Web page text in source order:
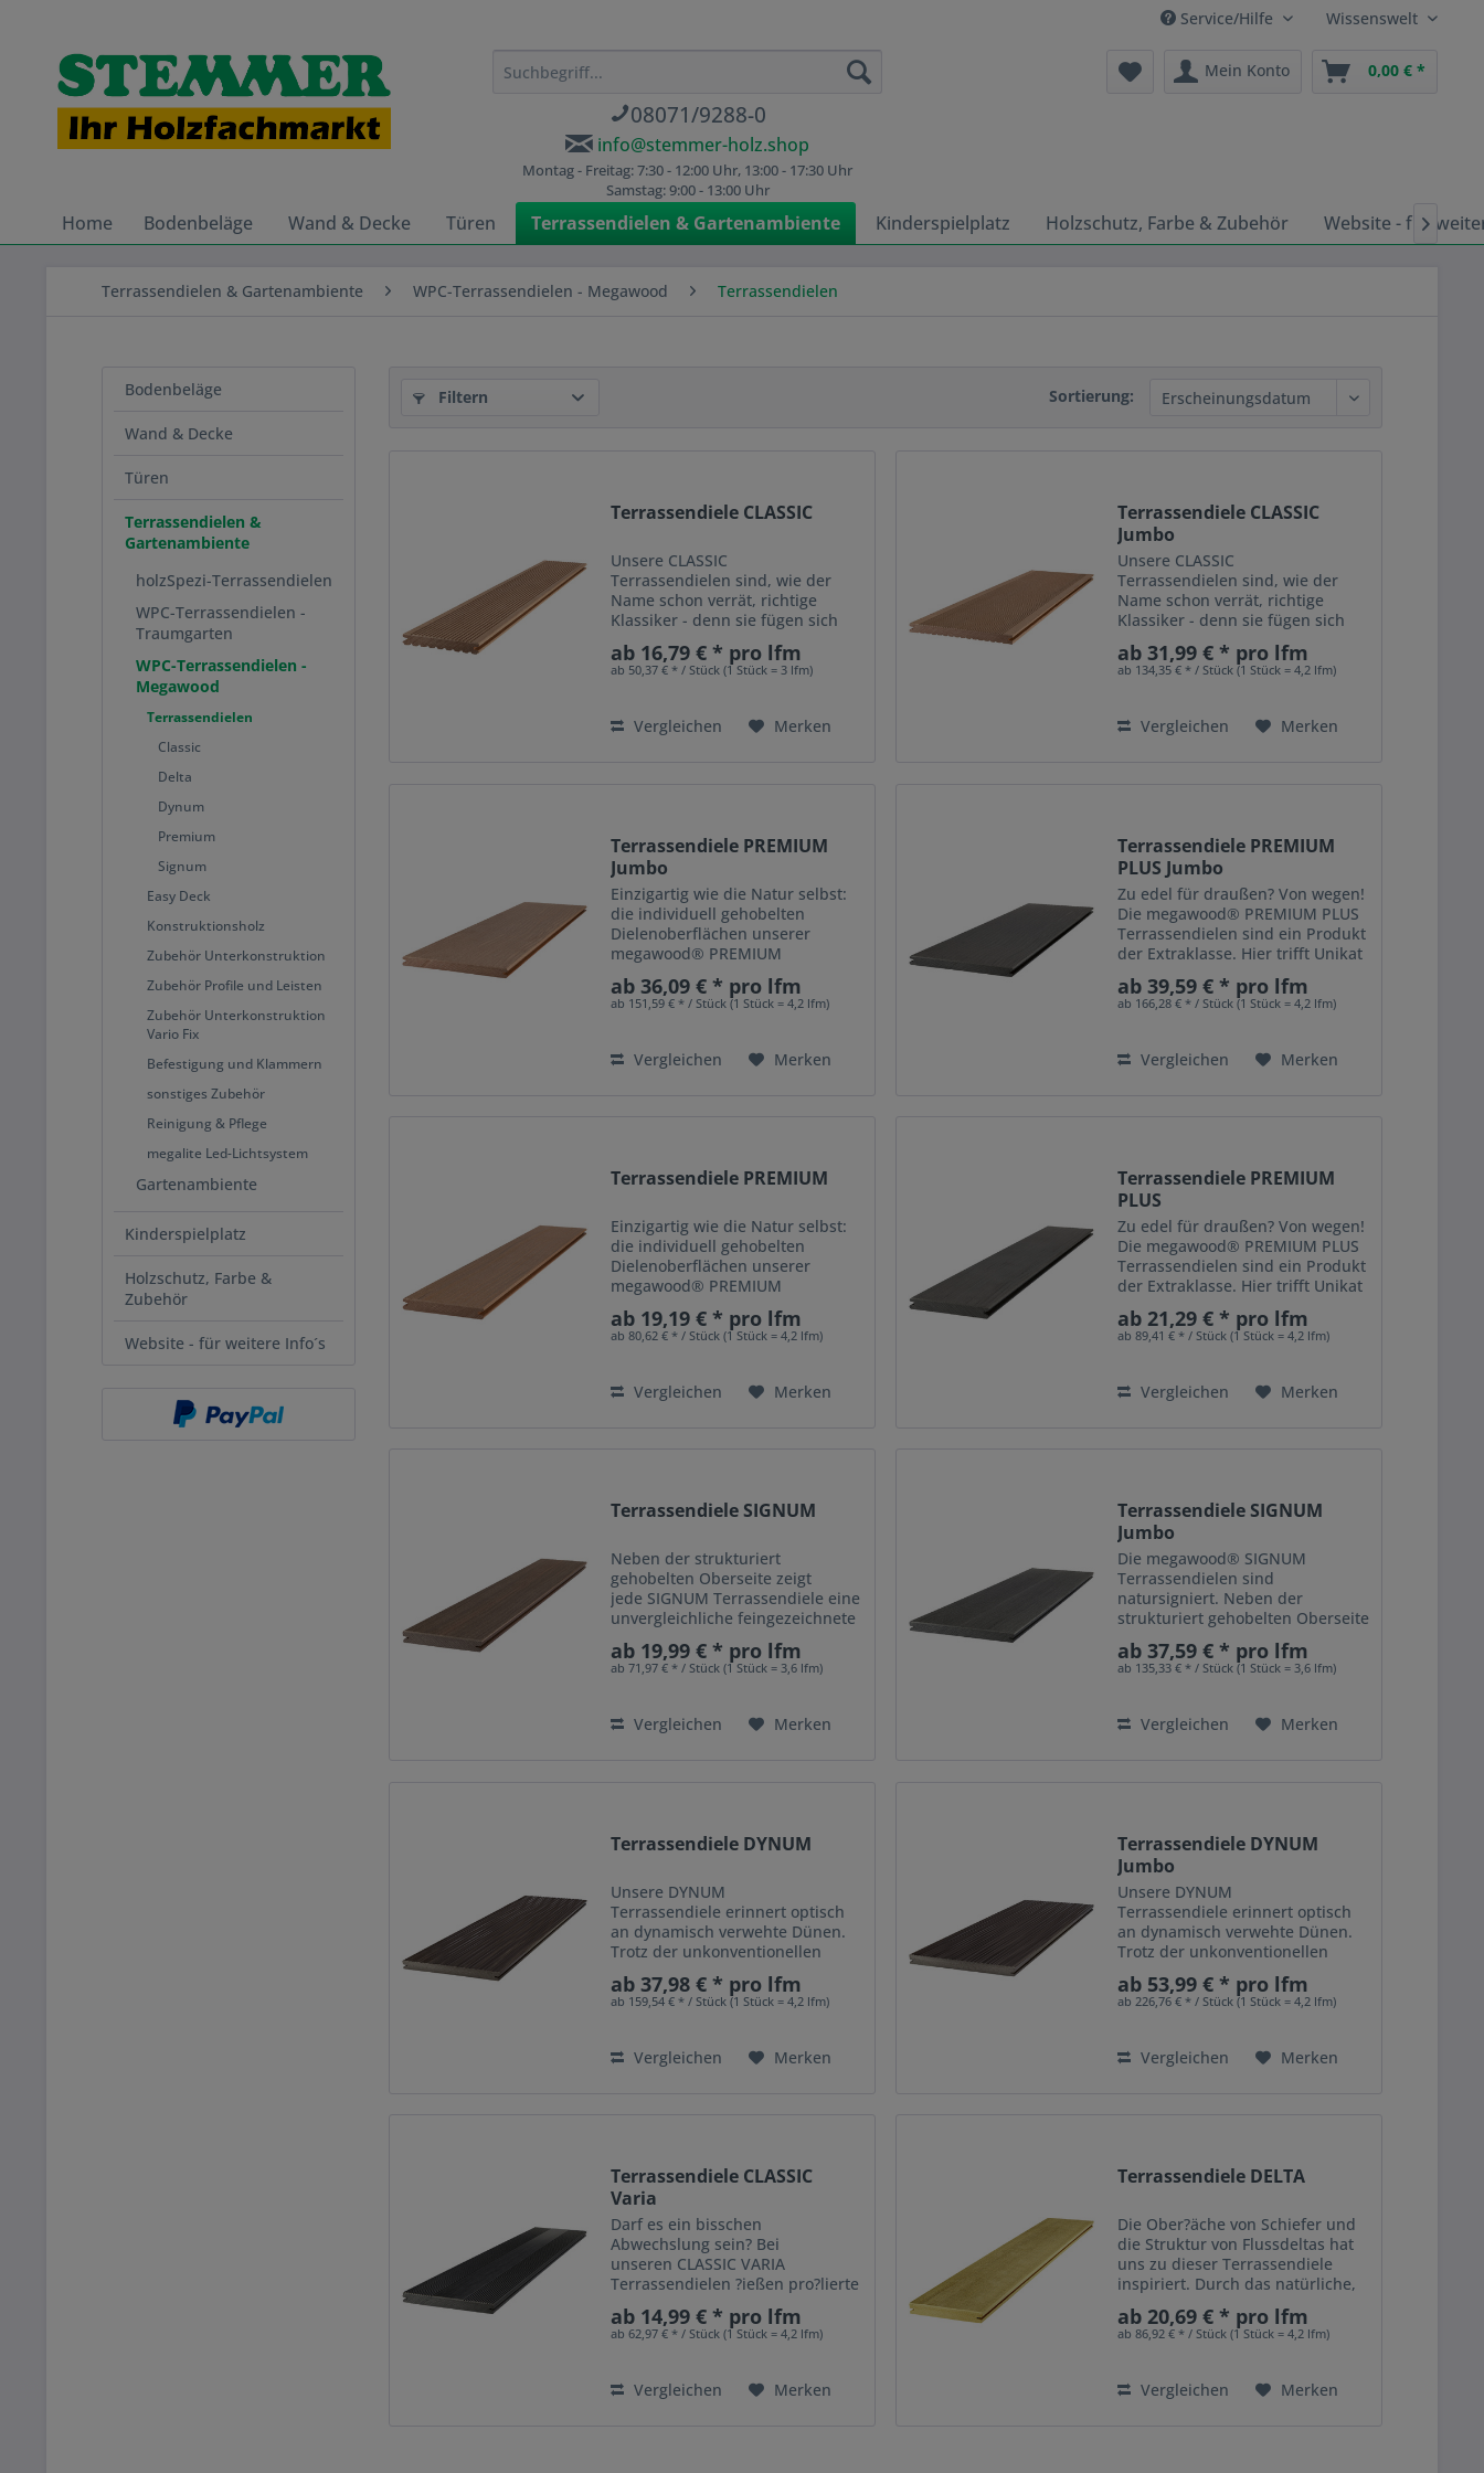
Service/Hilfe Wissenswelt
08071/9288-0
info@stemmer-holz.shop
Montag - Freitag: 7:30 - 12:00 Uhr, 13:00 - 17:30 Uhr
Samstag: 9:00 - 13:00 Uhr
Mein Konto 0,00 € *
Home Bodenbeläge Wand & Decke Türen Terrassendielen & Gartenambiente Kinderspielplatz Holzschutz, Farbe & Zubehör Website - für

Terrassendielen & Gartenambiente WPC-Terrassendielen - Megawood Terrassendielen
Bodenbeläge
Wand & Decke
Türen
Terrassendielen &
Gartenambiente
holzSpezi-Terrassendielen
WPC-Terrassendielen -
Traumgarten
WPC-Terrassendielen -
Megawood
Terrassendielen
Classic
Delta
Dynum
Premium
Signum
Easy Deck
Konstruktionsholz
Zubehör Unterkonstruktion
Zubehör Profile und Leisten
Zubehör Unterkonstruktion
Vario Fix
Befestigung und Klammern
sonstiges Zubehör
Reinigung & Pflege
megalite Led-Lichtsystem
Gartenambiente
Kinderspielplatz
Holzschutz, Farbe &
Zubehör
Website - für weitere Info´s
Filtern Sortierung:
Terrassendiele CLASSIC
Unsere CLASSIC
Terrassendielen sind, wie der
Name schon verrät, richtige
Klassiker - denn sie fügen sich
perfekt in die Landschaft ein. Das
Kombidielenpro?l erlaubt eine
beidseitige Verlegung: entweder
genuteter...
ab 16,79 € * pro lfm
ab 50,37 € * / Stück (1 Stück = 3 lfm)
Vergleichen Merken
Terrassendiele CLASSIC
Jumbo
Unsere CLASSIC
Terrassendielen sind, wie der
Name schon verrät, richtige
Klassiker - denn sie fügen sich
perfekt in die Landschaft ein. Das
Kombidielenpro?l erlaubt eine
beidseitige Verlegung: entweder
genuteter...
ab 31,99 € * pro lfm
ab 134,35 € * / Stück (1 Stück = 4,2 lfm)
Vergleichen Merken
Terrassendiele PREMIUM
Jumbo
Einzigartig wie die Natur selbst:
die individuell gehobelten
Dielenoberflächen unserer
megawood® PREMIUM
patentierten Hobelverfahren
erhalten sie ihre lebendige
Produkt...
ab 36,09 € * pro lfm
ab 151,59 € * / Stück (1 Stück = 4,2 lfm)
Vergleichen Merken
Terrassendiele PREMIUM
PLUS Jumbo
Zu edel für draußen? Von wegen!
Die megawood® PREMIUM PLUS
Terrassendielen sind ein Produkt
der Extraklasse. Hier trifft Unikat
gehobelten Dielenoberfläche
verbindet sich mit den Vorzügen
ab 39,59 € * pro lfm
ab 166,28 € * / Stück (1 Stück = 4,2 lfm)
Vergleichen Merken
Terrassendiele PREMIUM
Einzigartig wie die Natur selbst:
die individuell gehobelten
Dielenoberflächen unserer
megawood® PREMIUM
Terrassendielen. In einem
patentierten Hobelverfahren
erhalten sie ihre lebendige
Produkt...
ab 19,19 € * pro lfm
ab 80,62 € * / Stück (1 Stück = 4,2 lfm)
Vergleichen Merken
Terrassendiele PREMIUM
PLUS
Zu edel für draußen? Von wegen!
Die megawood® PREMIUM PLUS
Terrassendielen sind ein Produkt
der Extraklasse. Hier trifft Unikat
auf Serie: die Einzigartigkeit der
gehobelten Dielenoberfläche
verbindet sich mit den Vorzügen
ab 21,29 € * pro lfm
ab 89,41 € * / Stück (1 Stück = 4,2 lfm)
Vergleichen Merken
Terrassendiele SIGNUM
Neben der strukturiert
gehobelten Oberseite zeigt
jede SIGNUM Terrassendiele eine
unvergleichliche feingezeichnete
Maserung. Diese natursignierte
Oberfläche versehen wir
zusätzlich als Erstschutz mit
die...
ab 19,99 € * pro lfm
ab 71,97 € * / Stück (1 Stück = 3,6 lfm)
Vergleichen Merken
Terrassendiele SIGNUM
Jumbo
Die megawood® SIGNUM
Terrassendielen sind
natursigniert. Neben der
strukturiert gehobelten Oberseite
zeigt jede Terrassendiele eine
einzigartige feingezeichnete
Maserung. Doch damit nicht
die Oberfläche mit...
ab 37,59 € * pro lfm
ab 135,33 € * / Stück (1 Stück = 3,6 lfm)
Vergleichen Merken
Terrassendiele DYNUM
Unsere DYNUM
Terrassendiele erinnert optisch
an dynamisch verwehte Dünen.
Trotz der unkonventionellen
natürlich in Ihre Außengestaltung
ein. Die Terrassendielen sind
daher...
ab 37,98 € * pro lfm
ab 159,54 € * / Stück (1 Stück = 4,2 lfm)
Vergleichen Merken
Terrassendiele DYNUM
Jumbo
Unsere DYNUM
Terrassendiele erinnert optisch
an dynamisch verwehte Dünen.
Trotz der unkonventionellen
natürlich in Ihre Außengestaltung
ein. Die Terrassendielen sind
daher...
ab 53,99 € * pro lfm
ab 226,76 € * / Stück (1 Stück = 4,2 lfm)
Vergleichen Merken
Terrassendiele CLASSIC
Varia
Darf es ein bisschen
Abwechslung sein? Bei
unseren CLASSIC VARIA
Terrassendielen ?ießen pro?lierte
und nicht pro?lierte Ober?ächen
harmonisch ineinander. Die
randlose Dielenform eignet sich
facettenreichem...
ab 14,99 € * pro lfm
ab 62,97 € * / Stück (1 Stück = 4,2 lfm)
Vergleichen Merken
Terrassendiele DELTA
Die Ober?äche von Schiefer und
die Struktur von Flussdeltas hat
uns zu dieser Terrassendiele
inspiriert. Durch das natürliche,
lebendige Muster ergibt sich je
nach Tageszeit ein einzigartiges
Spiel zwischen Licht und
ab 20,69 € * pro lfm
ab 86,92 € * / Stück (1 Stück = 4,2 lfm)
Vergleichen Merken